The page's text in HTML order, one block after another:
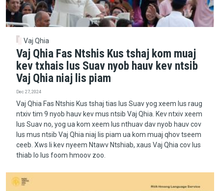
Vaj Qhia
Vaj Qhia Fas Ntshis Kus tshaj kom muaj
kev txhais lus Suav nyob hauv kev ntsib
Vaj Qhia niaj lis piam
Dec 27, 2024
Vaj Qhia Fas Ntshis Kus tshaj tias lus Suav yog xeem lus raug
ntxiv tim 9 nyob hauv kev mus ntsib Vaj Qhia. Kev ntxiv xeem
lus Suav no, yog ua kom xeem lus nthuav dav nyob hauv cov
lus mus ntsib Vaj Qhia niaj lis piam ua kom muaj qhov tseem
ceeb. Xws li kev nyeem Ntawv Ntshiab, xaus Vaj Qhia cov lus
thiab lo lus foom hmoov zoo.